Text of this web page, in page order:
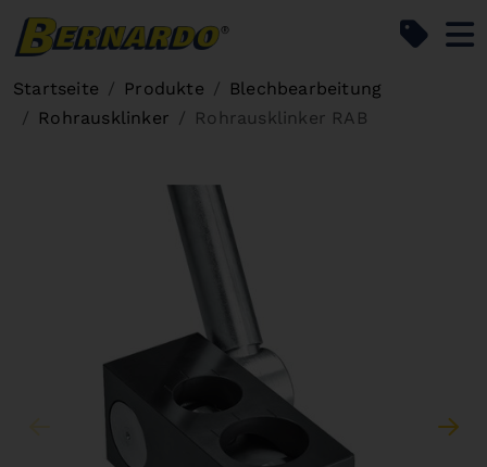
Startseite Produkte
Blechbearbeitung
Rohrausklinker
Rohrausklinker RAB